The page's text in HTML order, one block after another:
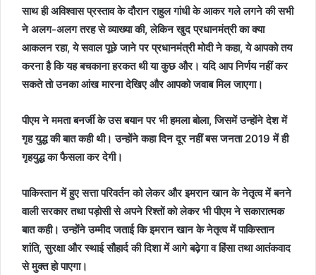
साथ ही अविश्वास प्रस्ताव के दौरान राहुल गांधी के आकर गले लगने की सभी
ने अलग-अलग तरह से व्याख्या की, लेकिन खुद प्रधानमंत्री का क्या
आकलन रहा, ये सवाल पूछे जाने पर प्रधानमंत्री मोदी ने कहा, ये आपको तय
करना है कि यह बचकाना हरकत थी या कुछ और। यदि आप निर्णय नहीं कर
सकते तो उनका आंख मारना देखिए और आपको जवाब मिल जाएगा।
पीएम ने ममता बनर्जी के उस बयान पर भी हमला बोला, जिसमें उन्होंने देश में
गृह युद्ध की बात कही थी। उन्होंने कहा दिन दूर नहीं बस जनता 2019 में ही
गृहयुद्ध का फैसला कर देगी।
पाकिस्तान में हुए सत्ता परिवर्तन को लेकर और इमरान खान के नेतृत्व में बनने
वाली सरकार तथा पड़ोसी से अपने रिश्तों को लेकर भी पीएम ने सकारात्मक
बात कही। उन्होंने उम्मीद जताई कि इमरान खान के नेतृत्व में पाकिस्तान
शांति, सुरक्षा और स्थाई सौहार्द की दिशा में आगे बढ़ेगा व हिंसा तथा आतंकवाद
से मुक्त हो पाएगा।